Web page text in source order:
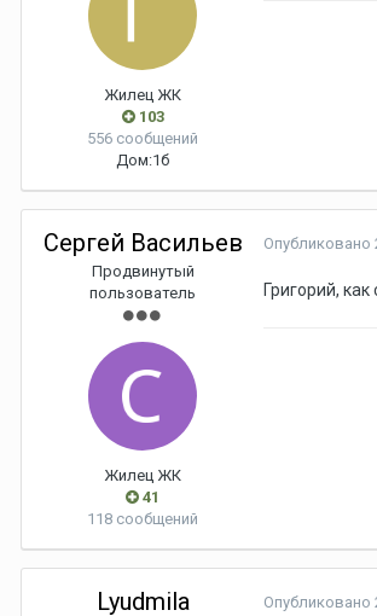
Жилец ЖК
103
556 сообщений
Дом:1б
Сергей Васильев
Продвинутый
пользователь
Жилец ЖК
41
118 сообщений
Опубликовано
Григорий,
Lyudmila Опубликовано